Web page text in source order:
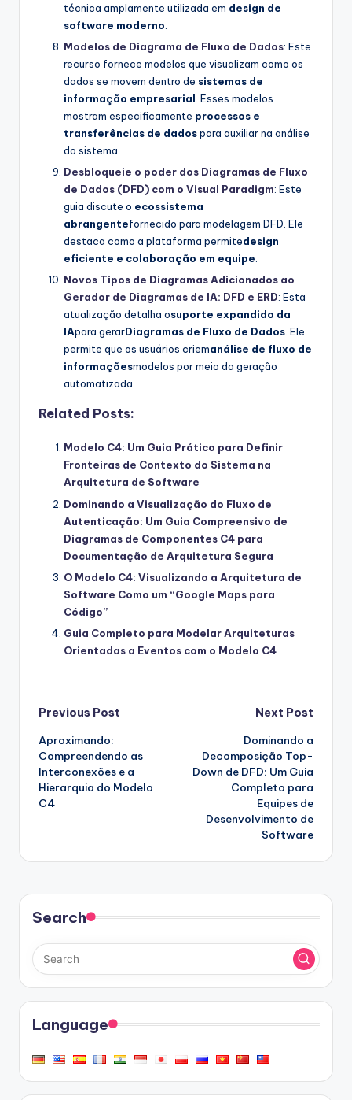
técnica amplamente utilizada em design de
software moderno
Modelos de Diagrama de Fluxo de Dados: Este
recurso fornece modelos que visualizam como os
dados se movem dentro de sistemas de
informação empresarial. Esses modelos
mostram especificamente processos e
transferências de dadospara auxiliar na análise
do sistema.
Desbloqueie o poder dos Diagramas de Fluxo
de Dados (DFD) com o Visual Paradigm: Este
guia discute o ecossistema
abrangentefornecido para modelagem DFD. Ele
destaca como a plataforma permitedesign
eficiente e colaboração em equipe.
Novos Tipos de Diagramas Adicionados ao
Gerador de Diagramas de IA: DFD e ERD: Esta
atualização detalha osuporte expandido da
IApara gerarDiagramas de Fluxo de Dados. Ele
permite que os usuários criemanálise de fluxo de
informaçõesmodelos por meio da geração
automatizada.
Related Posts:
Modelo C4: Um Guia Prático para Definir
Fronteiras de Contexto do Sistema na
Arquitetura de Software
Dominando a Visualização do Fluxo de
Autenticação: Um Guia Compreensivo de
Diagramas de Componentes C4 para
Documentação de Arquitetura Segura
O Modelo C4: Visualizando a Arquitetura de
Software Como um “Google Maps para
Código”
Guia Completo para Modelar Arquiteturas
Orientadas a Eventos com o Modelo C4
Post
navigation
Previous Post
Aproximando:
Compreendendo as
Interconexões e a
Hierarquia do Modelo
C4
Next Post
Dominando a
Decomposição Top-
Down de DFD: Um Guia
Completo para
Equipes de
Desenvolvimento de
Software
Search
Language